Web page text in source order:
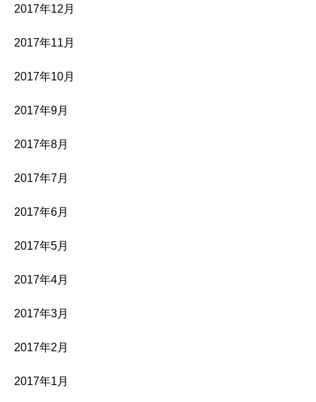
2017年12月
2017年11月
2017年10月
2017年9月
2017年8月
2017年7月
2017年6月
2017年5月
2017年4月
2017年3月
2017年2月
2017年1月